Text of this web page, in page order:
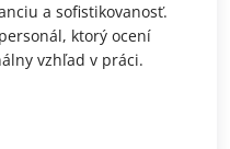
a sofistikovanosť.
ktorý ocení
vzhľad v práci.